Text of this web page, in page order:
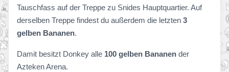
Tauschfass auf der Treppe zu Snides Hauptquartier. Auf
derselben Treppe findest du außerdem die letzten 3
gelben Bananen.
Damit besitzt Donkey alle 100 gelben Bananen der
Azteken Arena.